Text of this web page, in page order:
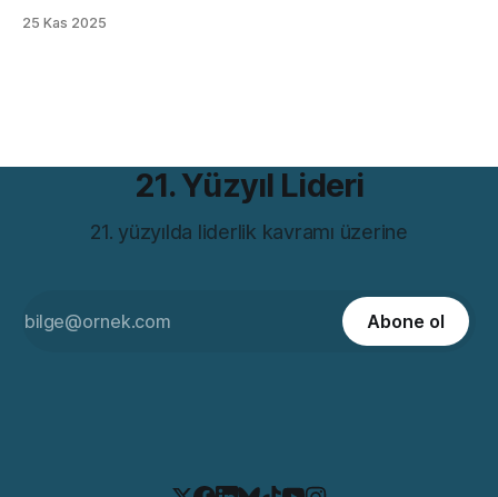
Ama bütün bu tartışmaların ötesinde, romanın bugünün iş
25 Kas 2025
21. Yüzyıl Lideri
21. yüzyılda liderlik kavramı üzerine
Abone ol